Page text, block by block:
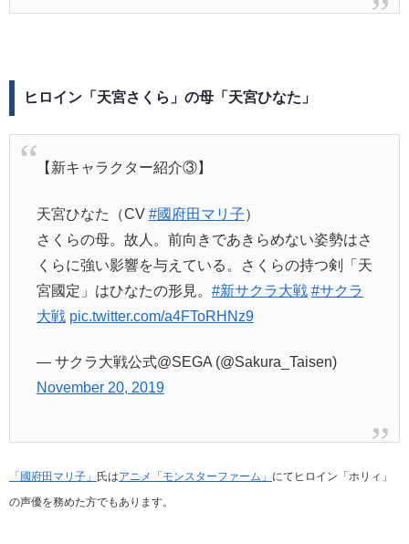
ヒロイン「天宮さくら」の母「天宮ひなた」
【新キャラクター紹介③】
天宮ひなた（CV #國府田マリ子）
さくらの母。故人。前向きであきらめない姿勢はさ
くらに強い影響を与えている。さくらの持つ剣「天
宮國定」はひなたの形見。 #新サクラ大戦 #サクラ
大戦 pic.twitter.com/a4FToRHNz9
— サクラ大戦公式@SEGA (@Sakura_Taisen)
November 20, 2019
「國府田マリ子」 氏はアニメ「モンスターファーム」 にてヒロイン「ホリィ」
の声優を務めた方でもあります。